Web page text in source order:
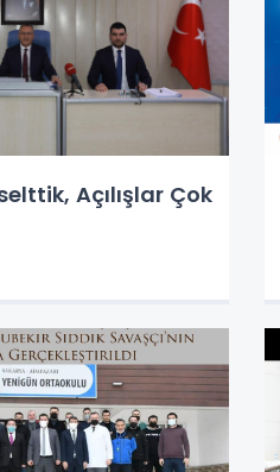
Açılışlar Çok